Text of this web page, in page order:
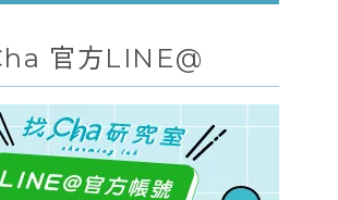
官方LINE@